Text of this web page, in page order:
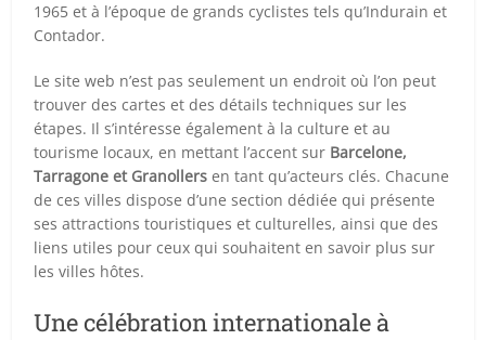
1965 et à l’époque de grands cyclistes tels qu’Indurain et
Contador.
Le site web n’est pas seulement un endroit où l’on peut
trouver des cartes et des détails techniques sur les
étapes. Il s’intéresse également à la culture et au
tourisme locaux, en mettant l’accent sur Barcelone,
Tarragone et Granollers en tant qu’acteurs clés. Chacune
de ces villes dispose d’une section dédiée qui présente
ses attractions touristiques et culturelles, ainsi que des
liens utiles pour ceux qui souhaitent en savoir plus sur
les villes hôtes.
Une célébration internationale à